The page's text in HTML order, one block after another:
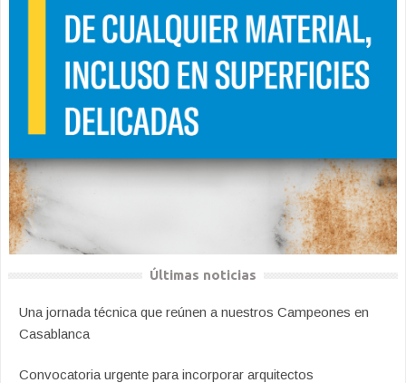
Últimas noticias
Una jornada técnica que reúnen a nuestros Campeones en
Casablanca
Convocatoria urgente para incorporar arquitectos